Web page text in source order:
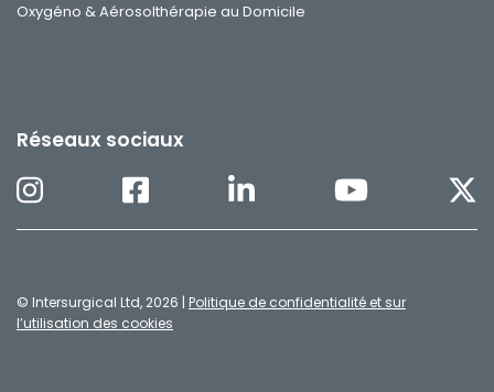
Oxygéno & Aérosolthérapie au Domicile
Réseaux sociaux
© Intersurgical Ltd, 2026 | Politique de confidentialité et sur
l’utilisation des cookies